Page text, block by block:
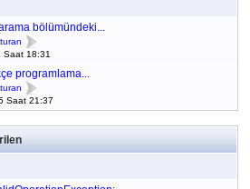
bölümündeki...
Saat 18:31
programlama...
Saat 21:37